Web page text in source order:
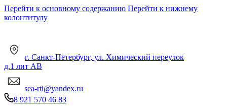
Перейти к основному содержанию Перейти к нижнему
колонтитулу
г. Санкт-Петербург, ул. Химический переулок
д.1 лит АВ
sea-rti@yandex.ru
8 921 570 46 83